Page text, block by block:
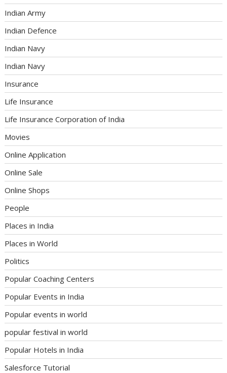
Indian Army
Indian Defence
Indian Navy
Indian Navy
Insurance
Life Insurance
Life Insurance Corporation of India
Movies
Online Application
Online Sale
Online Shops
People
Places in India
Places in World
Politics
Popular Coaching Centers
Popular Events in India
Popular events in world
popular festival in world
Popular Hotels in India
Salesforce Tutorial